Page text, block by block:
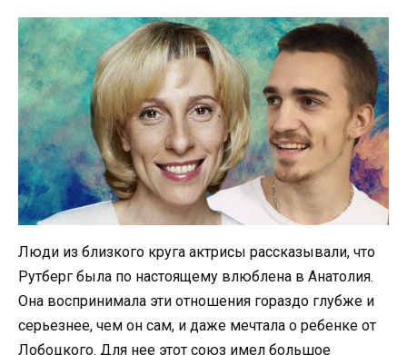
Люди из близкого круга актрисы рассказывали, что
Рутберг была по настоящему влюблена в Анатолия.
Она воспринимала эти отношения гораздо глубже и
серьезнее, чем он сам, и даже мечтала о ребенке от
Лобоцкого. Для нее этот союз имел большое